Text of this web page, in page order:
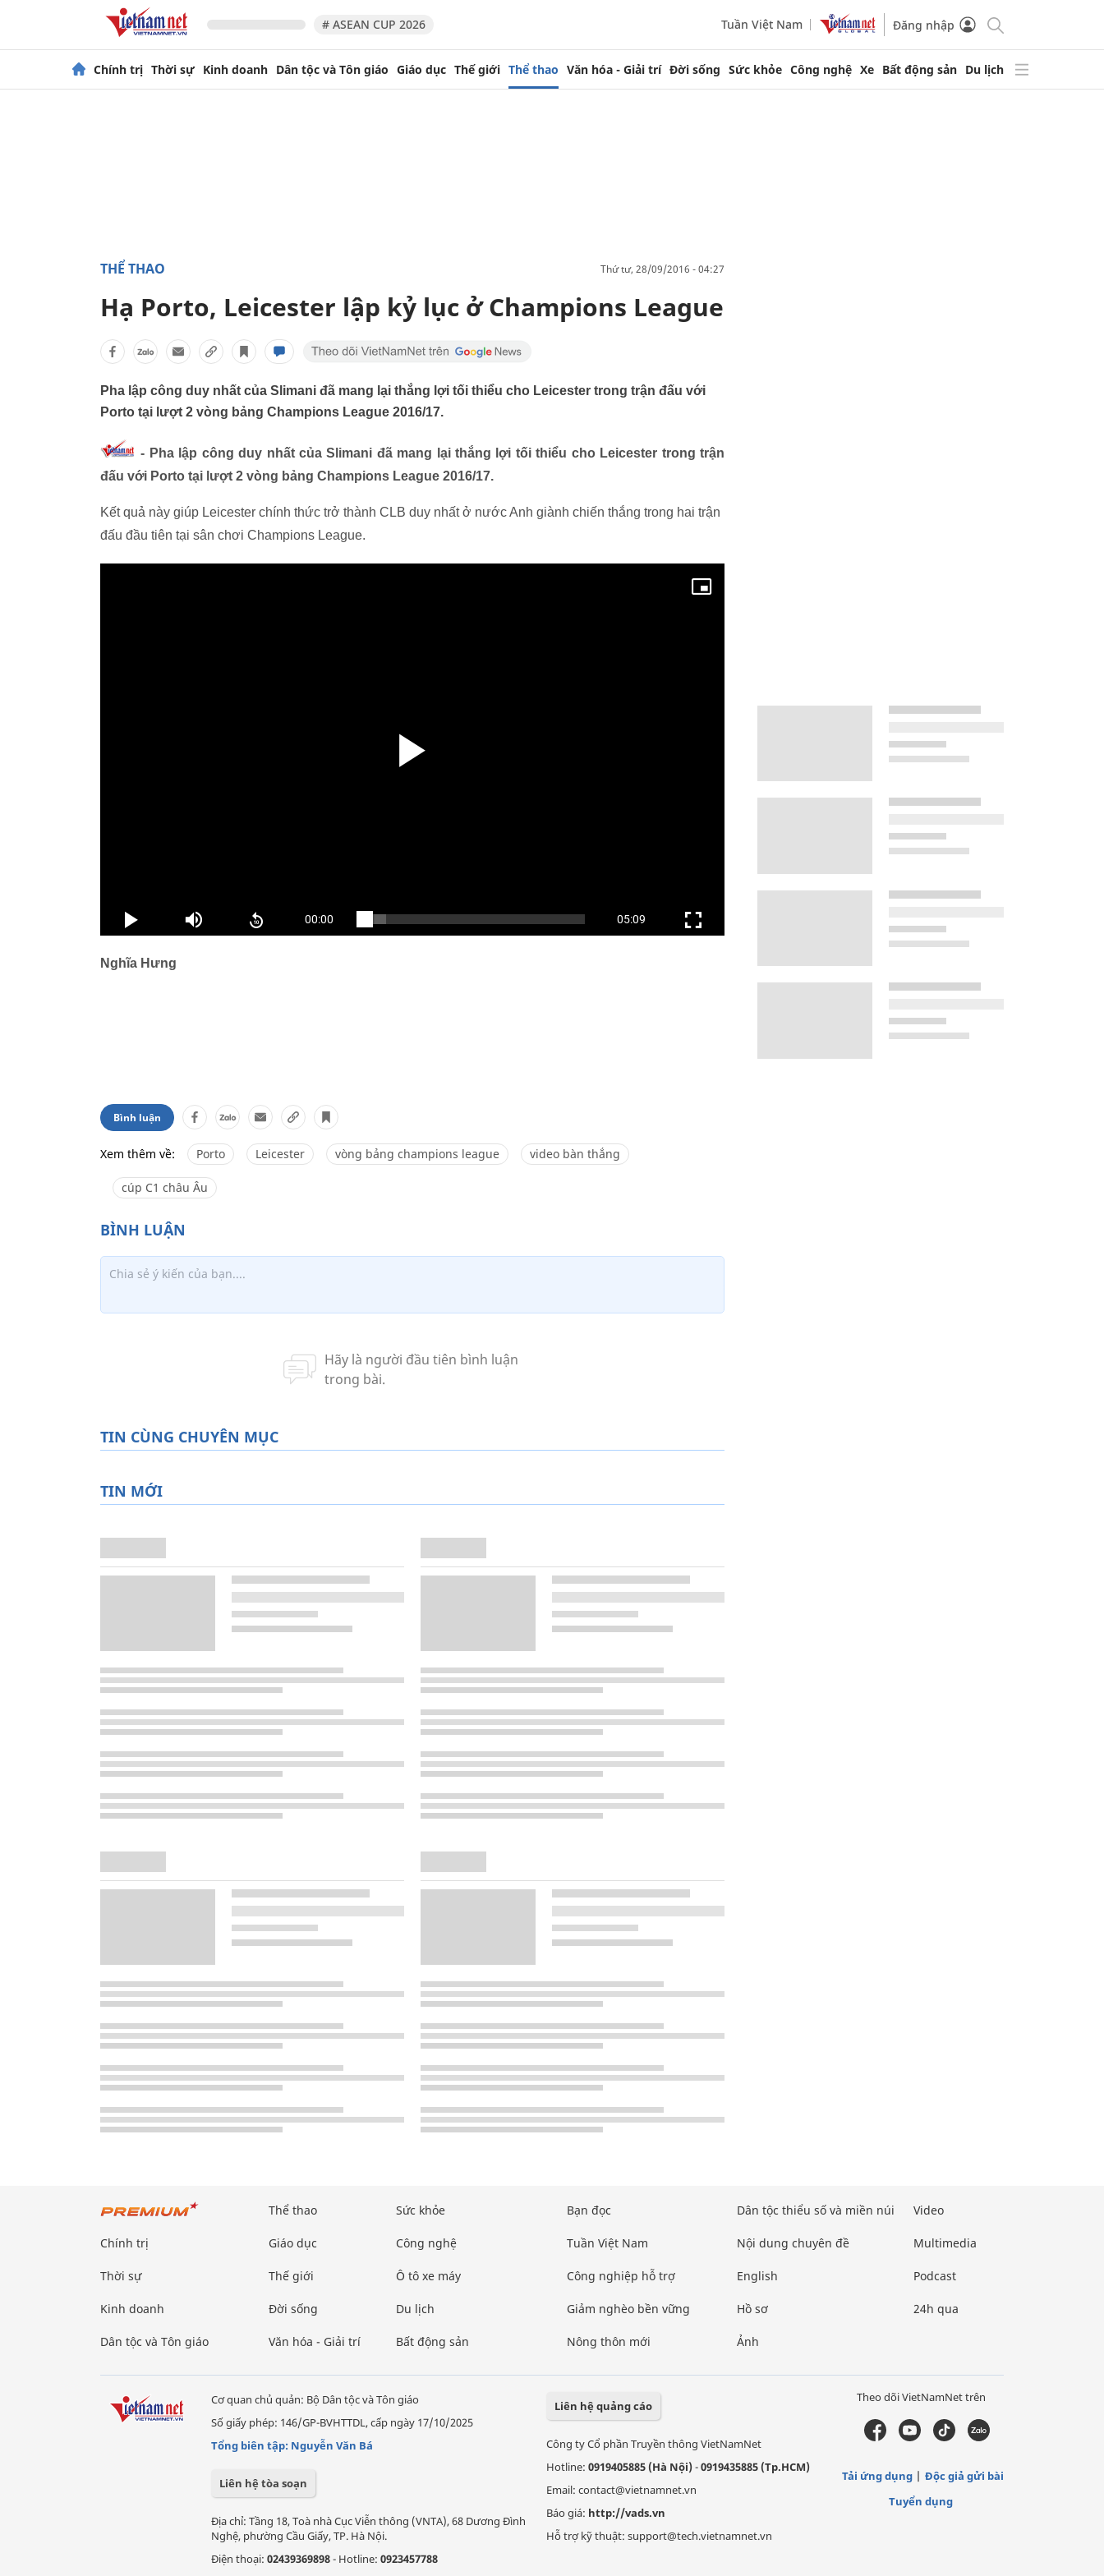
# ASEAN CUP 2026 Tuần Việt Nam Đăng nhập
Chính trị Thời sự Kinh doanh Dân tộc và Tôn giáo Giáo dục Thế giới Thể thao Văn hóa - Giải trí Đời sống Sức khỏe Công nghệ Xe Bất động sản Du lịch
THỂ THAO thứ tư, 28/09/2016 - 04:27
Hạ Porto, Leicester lập kỷ lục ở Champions League
Pha lập công duy nhất của Slimani đã mang lại thắng lợi tối thiểu cho Leicester trong trận đấu với
Porto tại lượt 2 vòng bảng Champions League 2016/17.
- Pha lập công duy nhất của Slimani đã mang lại thắng lợi tối thiểu cho Leicester trong trận
đấu với Porto tại lượt 2 vòng bảng Champions League 2016/17.
Kết quả này giúp Leicester chính thức trở thành CLB duy nhất ở nước Anh giành chiến thắng trong hai trận
đấu đầu tiên tại sân chơi Champions League.
Nghĩa Hưng
Bình luận
Xem thêm về: Porto Leicester vòng bảng champions league video bàn thắng
cúp C1 châu Âu
TIN CÙNG CHUYÊN MỤC
TIN MỚI
Chính trị
Thời sự
Kinh doanh
Dân tộc và Tôn giáo
Thể thao
Giáo dục
Thế giới
Đời sống
Văn hóa - Giải trí
Sức khỏe
Công nghệ
Ô tô xe máy
Du lịch
Bất động sản
Bạn đọc
Tuần Việt Nam
Công nghiệp hỗ trợ
Giảm nghèo bền vững
Nông thôn mới
Dân tộc thiểu số và miền núi
Nội dung chuyên đề
English
Hồ sơ
Ảnh
Video
Multimedia
Podcast
24h qua
Cơ quan chủ quản: Bộ Dân tộc và Tôn giáo
Số giấy phép: 146/GP-BVHTTDL, cấp ngày 17/10/2025
Tổng biên tập: Nguyễn Văn Bá
Liên hệ tòa soạn
Địa chỉ: Tầng 18, Toà nhà Cục Viễn thông (VNTA), 68 Dương Đình
Nghệ, phường Cầu Giấy, TP. Hà Nội.
Điện thoại: 02439369898- Hotline: 0923457788
Liên hệ quảng cáo
Công ty Cổ phần Truyền thông VietNamNet
Hotline: 0919405885 (Hà Nội)-0919435885 (Tp.HCM)
Email: contact@vietnamnet.vn
Báo giá: http://vads.vn
Hỗ trợ kỹ thuật: support@tech.vietnamnet.vn
Theo dõi VietNamNet trên
Tải ứng dụng
Độc giả gửi bài
Tuyển dụng